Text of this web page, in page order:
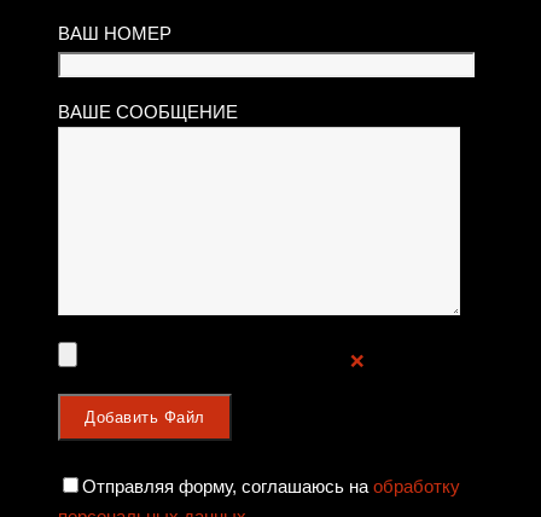
ВАШ НОМЕР
ВАШЕ СООБЩЕНИЕ
❌
Отправляя форму, соглашаюсь на обработку